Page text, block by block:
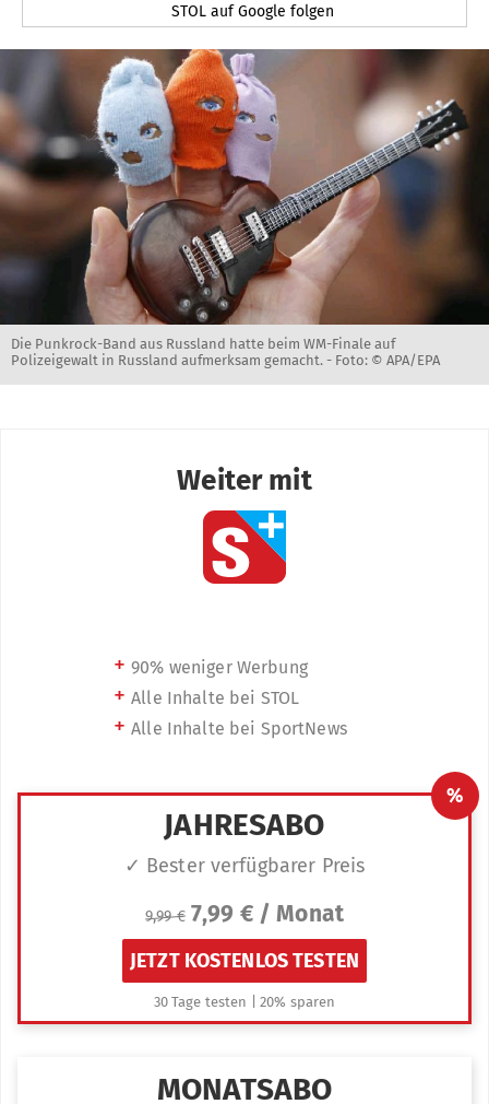
STOL auf Google folgen
Die Punkrock-Band aus Russland hatte beim WM-Finale auf
Polizeigewalt in Russland aufmerksam gemacht. - Foto: © APA/EPA